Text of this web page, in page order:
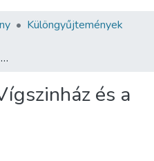
Különgyűjtemények
Épül a Fővárosi Vígszinház és a Kamara Varieté
és a